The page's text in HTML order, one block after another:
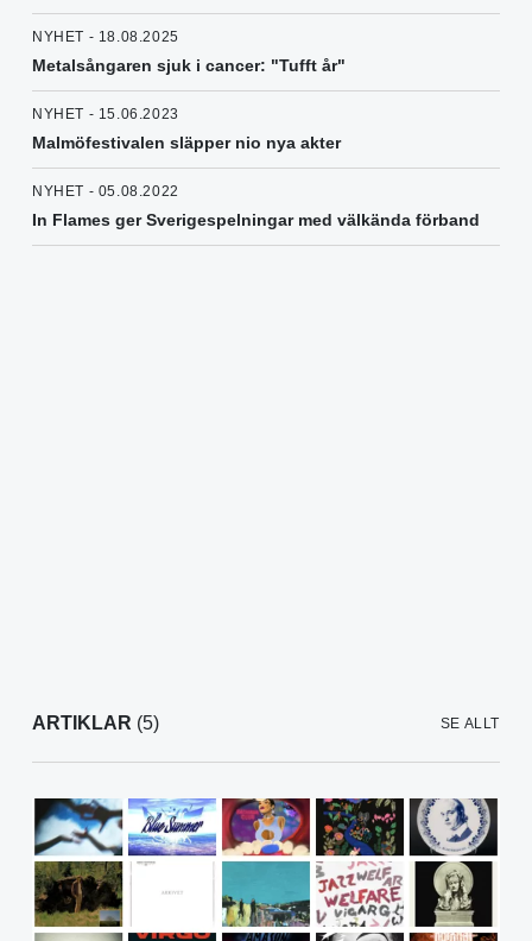
NYHET - 18.08.2025
Metalsångaren sjuk i cancer: "Tufft år"
NYHET - 15.06.2023
Malmöfestivalen släpper nio nya akter
NYHET - 05.08.2022
In Flames ger Sverigespelningar med välkända förband
ARTIKLAR (5) SE ALLT